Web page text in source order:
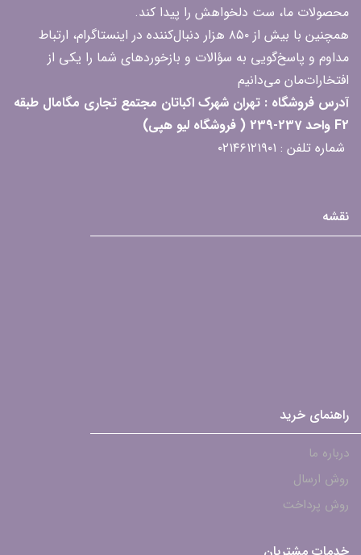
محصولات ما، ست دلخواهش را پیدا کند.
همچنین با بیش از ۸۵۰ هزار دنبال‌کننده در اینستاگرام، ارتباط
مداوم و پاسخ‌گویی به سؤالات و بازخوردهای شما را یکی از
افتخارات‌مان می‌دانیم
آدرس فروشگاه : تهران شهرک اکباتان مجتمع تجاری مگامال طبقه
F2 واحد 237-239 ( فروشگاه لیو هپی)
شماره تلفن : ۰۲۱۴۶۱۲۱۹۰۱
نقشه
راهنمای خرید
درباره ما
روش ارسال
روش پرداخت